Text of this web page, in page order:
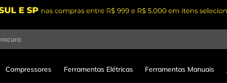
Compressores Ferramentas Elétricas Ferramentas Manuais